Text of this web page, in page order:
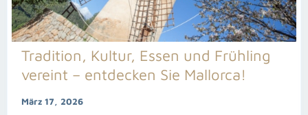
Tradition, Kultur, Essen und Frühling
vereint – entdecken Sie Mallorca!
März 17, 2026